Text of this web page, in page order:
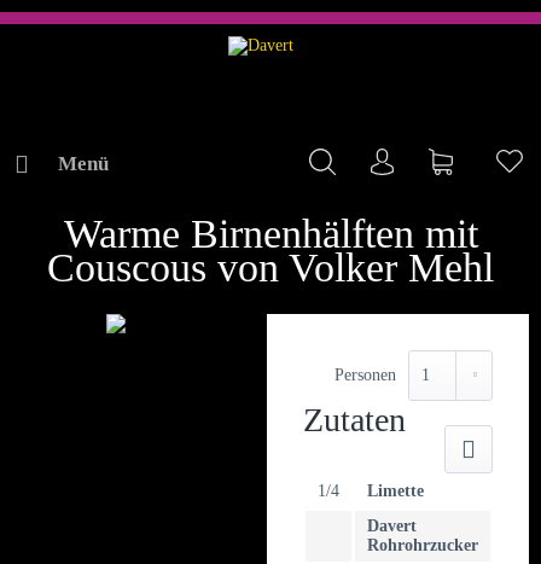
Menü Mein KontoWarenkorb
REZEPTE
Warme Birnenhälften mit
Couscous von Volker Mehl
Personen
Zutaten
1/4
Limette
Davert
Rohrohrzucker